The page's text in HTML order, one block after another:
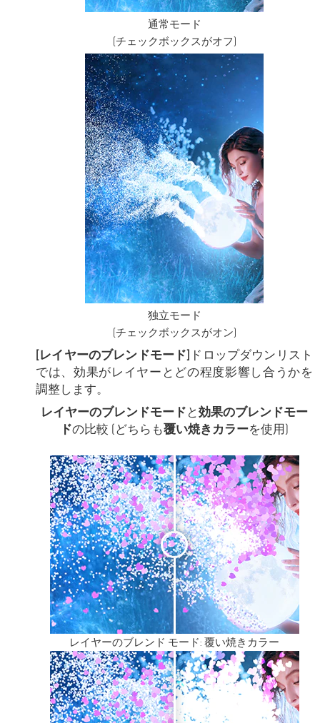
通常モード
(チェックボックスがオフ)
独立モード
(チェックボックスがオン)
[レイヤーのブレンドモード] ドロップダウンリスト
では、効果がレイヤーとどの程度影響し合うかを
調整します。
レイヤーのブレンドモードと効果のブレンドモー
ドの比較 (どちらも覆い焼きカラーを使用)
< >
レイヤーのブレンド モード: 覆い焼きカラー